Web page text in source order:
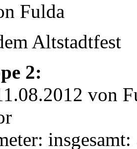
Fulda
Altstadtfest
2:
von